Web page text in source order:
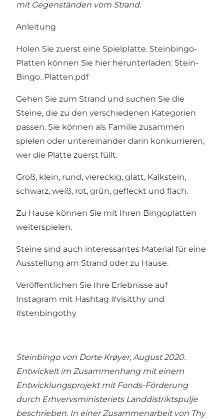
mit Gegenständen vom Strand.
Anleitung
Holen Sie zuerst eine Spielplatte. Steinbingo-
Platten können Sie hier herunterladen: Stein-
Bingo_Platten.pdf
Gehen Sie zum Strand und suchen Sie die
Steine, die zu den verschiedenen Kategorien
passen. Sie können als Familie zusammen
spielen oder untereinander darin konkurrieren,
wer die Platte zuerst füllt.
Groß, klein, rund, viereckig, glatt, Kalkstein,
schwarz, weiß, rot, grün, gefleckt und flach.
Zu Hause können Sie mit Ihren Bingoplatten
weiterspielen.
Steine sind auch interessantes Material für eine
Ausstellung am Strand oder zu Hause.
Veröffentlichen Sie Ihre Erlebnisse auf
Instagram mit Hashtag #visitthy und
#stenbingothy
Steinbingo von Dorte Krøyer, August 2020.
Entwickelt im Zusammenhang mit einem
Entwicklungsprojekt mit Fonds-Förderung
durch Erhvervsministeriets Landdistriktspulje
beschrieben. In einer Zusammenarbeit von Thy